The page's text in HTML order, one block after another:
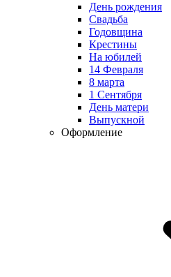
День рождения
Свадьба
Годовщина
Крестины
На юбилей
14 Февраля
8 марта
1 Сентября
День матери
Выпускной
Оформление